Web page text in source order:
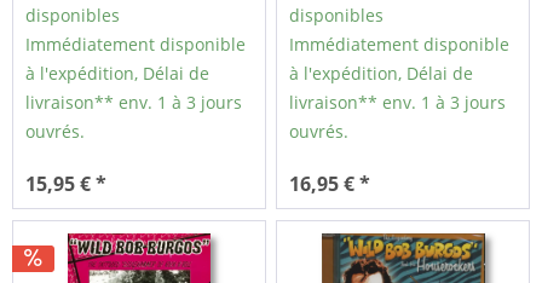
disponibles
Immédiatement disponible
à l'expédition, Délai de
livraison** env. 1 à 3 jours
ouvrés.
15,95 € *
disponibles
Immédiatement disponible
à l'expédition, Délai de
livraison** env. 1 à 3 jours
ouvrés.
16,95 € *